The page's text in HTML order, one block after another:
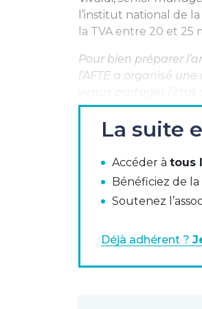
l’institut national de
la TVA entre 20 et 25
Pour bien préparer
l’AFTE a organisé
Calendrier
entreprises ont
Par ricochet, ce sont
électroniques à cette
Dans un second
entreprises (PME)
l’arrivée de la
entre 2030 et 2035.
La suite
Accéder à tous
Bénéficiez de la
Soutenez
Déjà adhérent ?